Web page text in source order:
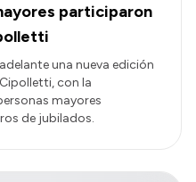
participaron
una nueva edición
con la
mayores
de jubilados.